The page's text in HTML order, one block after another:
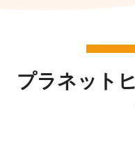
プラネット